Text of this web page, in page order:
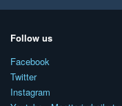
Follow us
Facebook
Twitter
Instagram